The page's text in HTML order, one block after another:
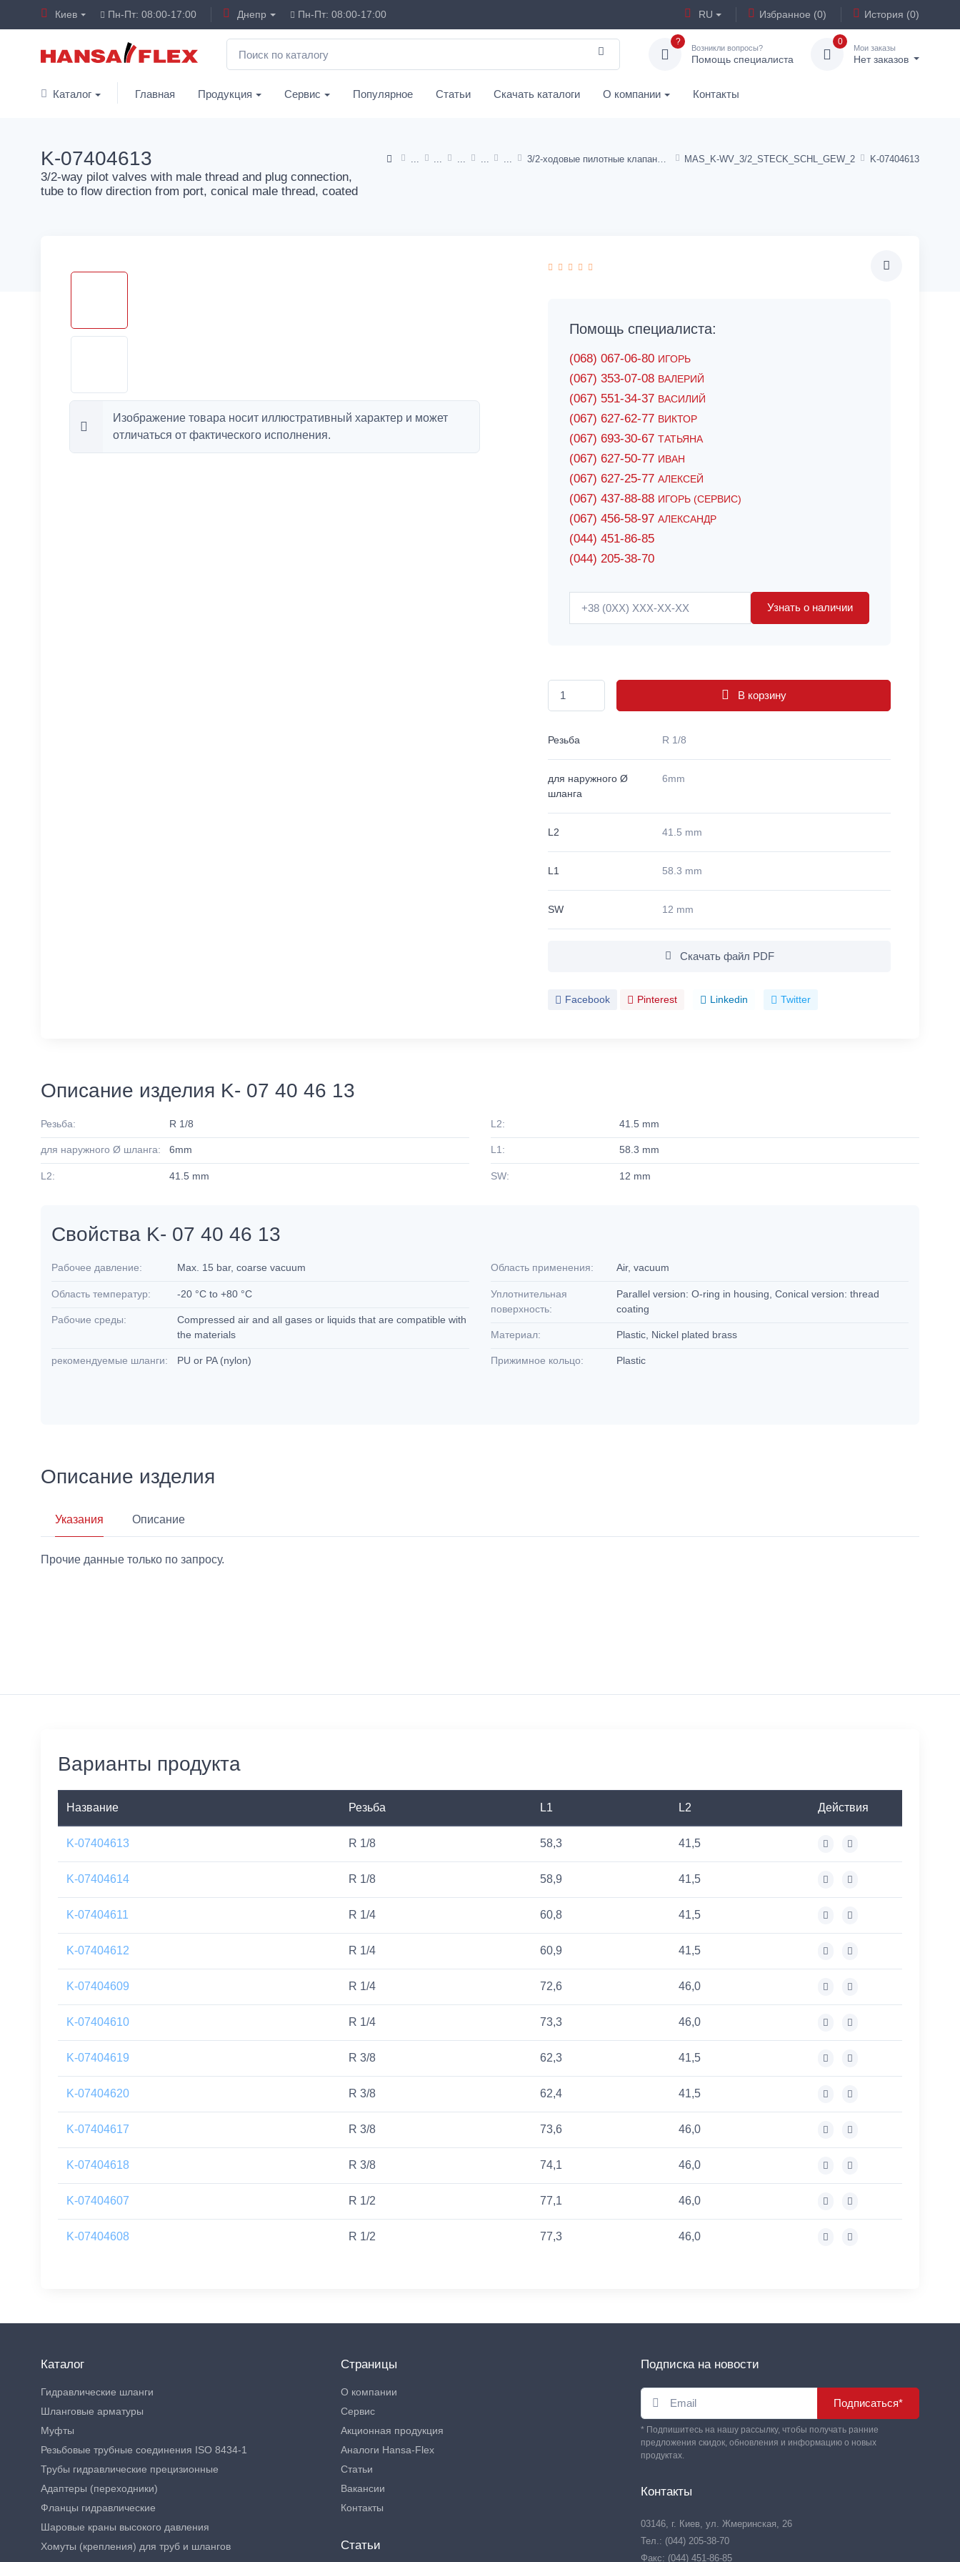
Киев Пн-Пт: 08:00-17:00 Днепр Пн-Пт: 08:00-17:00 RU Избранное (0) История (0)
?
Возникли вопросы?
Помощь специалиста
0
Мои заказы
Нет заказов
Каталог Главная Продукция Сервис Популярное Статьи Скачать каталоги О компании Контакты
3/2-ходовые пилотные клапаны с наружной резьбой и штекерным соединением »Blue Series« MAS_K-WV_3/2_STECK_SCHL_GEW_2 K-07404613
K-07404613
3/2-way pilot valves with male thread and plug connection,
tube to flow direction from port, conical male thread, coated
Изображение товара носит иллюстративный характер и может
отличаться от фактического исполнения.
Помощь специалиста:
(068) 067-06-80 ИГОРЬ
(067) 353-07-08 ВАЛЕРИЙ
(067) 551-34-37 ВАСИЛИЙ
(067) 627-62-77 ВИКТОР
(067) 693-30-67 ТАТЬЯНА
(067) 627-50-77 ИВАН
(067) 627-25-77 АЛЕКСЕЙ
(067) 437-88-88 ИГОРЬ (СЕРВИС)
(067) 456-58-97 АЛЕКСАНДР
(044) 451-86-85
(044) 205-38-70
Узнать о наличии
В корзину
Резьба R 1/8
для наружного Ø
шланга
6mm
L2 41.5 mm
L1 58.3 mm
SW 12 mm
Скачать файл PDF
Facebook Pinterest Linkedin Twitter
Описание изделия K- 07 40 46 13
Резьба: R 1/8
для наружного Ø шланга: 6mm
L2: 41.5 mm
L2: 41.5 mm
L1: 58.3 mm
SW: 12 mm
Свойства K- 07 40 46 13
Рабочее давление: Max. 15 bar, coarse vacuum
Область температур: -20 °C to +80 °C
Рабочие среды:
Compressed air and all gases or liquids that are compatible with
the materials
рекомендуемые шланги: PU or PA (nylon)
Область применения: Air, vacuum
Уплотнительная
поверхность:
Parallel version: O-ring in housing, Conical version: thread
coating
Материал: Plastic, Nickel plated brass
Прижимное кольцо: Plastic
Описание изделия
Указания Описание
Прочие данные только по запросу.
Варианты продукта
Название Резьба L1 L2 Действия
K-07404613 R 1/8 58,3 41,5
K-07404614 R 1/8 58,9 41,5
K-07404611 R 1/4 60,8 41,5
K-07404612 R 1/4 60,9 41,5
K-07404609 R 1/4 72,6 46,0
K-07404610 R 1/4 73,3 46,0
K-07404619 R 3/8 62,3 41,5
K-07404620 R 3/8 62,4 41,5
K-07404617 R 3/8 73,6 46,0
K-07404618 R 3/8 74,1 46,0
K-07404607 R 1/2 77,1 46,0
K-07404608 R 1/2 77,3 46,0
Каталог
Гидравлические шланги
Шланговые арматуры
Муфты
Резьбовые трубные соединения ISO 8434-1
Трубы гидравлические прецизионные
Адаптеры (переходники)
Фланцы гидравлические
Шаровые краны высокого давления
Хомуты (крепления) для труб и шлангов
Страницы
О компании
Сервис
Акционная продукция
Аналоги Hansa-Flex
Статьи
Вакансии
Контакты
Статьи
Подписка на новости
Подписаться*
* Подпишитесь на нашу рассылку, чтобы получать ранние
предложения скидок, обновления и информацию о новых
продуктах.
Контакты
03146, г. Киев, ул. Жмеринская, 26
Тел.: (044) 205-38-70
Факс: (044) 451-86-85